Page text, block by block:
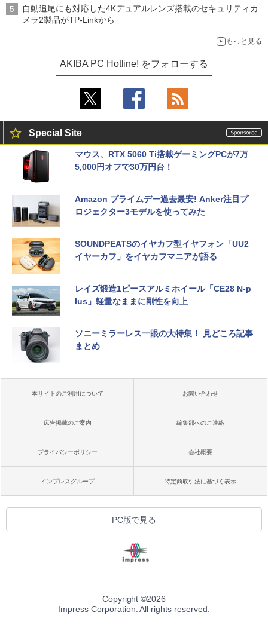
自動追尾にも対応した4Kデュアルレンズ搭載のセキュリティカ
メラ2製品がTP-Linkから
もっと見る
AKIBA PC Hotline! をフォローする
Special Site
マウス、RTX 5060 Ti搭載ゲーミングPCが7万
5,000円オフで30万円台！
Amazon プライムデー過去最安! Anker注目プ
ロジェクター3モデルを使ってみた
SOUNDPEATSのイヤカフ型イヤフォン「UU2
イヤーカフ」をイヤカフマニアが語る
レイズ鍛造1ピースアルミホイール「CE28 N-p
lus」軽量なままに剛性を向上
ソニーミラーレス一眼の大特集！ 見どころ記事
まとめ
本サイトのご利用について お問い合わせ
広告掲載のご案内 編集部へのご連絡
プライバシーポリシー 会社概要
インプレスグループ 特定商取引法に基づく表示
PC版で見る
Copyright ©2026
Impress Corporation. All rights reserved.